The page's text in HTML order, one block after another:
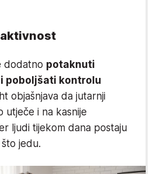
dodatno potaknuti
poboljšati kontrolu
objašnjava da jutarnji
utječe i na kasnije
ljudi tijekom dana postaju
jedu.